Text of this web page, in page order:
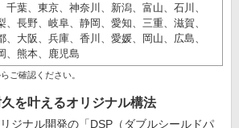
千葉、東京、神奈川、新潟、富山、石川、
、長野、岐阜、静岡、愛知、三重、滋賀、
、大阪、兵庫、香川、愛媛、岡山、広島、
、熊本、鹿児島
ご確認ください。
を叶えるオリジナル構法
ジナル開発の「DSP（ダブルシールドパ